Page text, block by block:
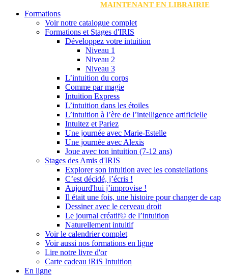
MAINTENANT EN LIBRAIRIE
Formations
Voir notre catalogue complet
Formations et Stages d'IRIS
Développez votre intuition
Niveau 1
Niveau 2
Niveau 3
L’intuition du corps
Comme par magie
Intuition Express
L’intuition dans les étoiles
L’intuition à l’ère de l’intelligence artificielle
Intuitez et Pariez
Une journée avec Marie-Estelle
Une journée avec Alexis
Joue avec ton intuition (7-12 ans)
Stages des Amis d'IRIS
Explorer son intuition avec les constellations
C’est décidé, j’écris !
Aujourd'hui j’improvise !
Il était une fois, une histoire pour changer de cap
Dessiner avec le cerveau droit
Le journal créatif© de l’intuition
Naturellement intuitif
Voir le calendrier complet
Voir aussi nos formations en ligne
Lire notre livre d'or
Carte cadeau iRiS Intuition
En ligne